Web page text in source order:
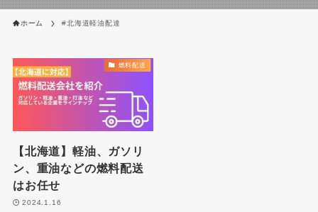
ホーム #北海道軽油配達
燃料配送
【北海道】軽油、ガソリ
ン、重油などの燃料配送
はお任せ
2024.1.16